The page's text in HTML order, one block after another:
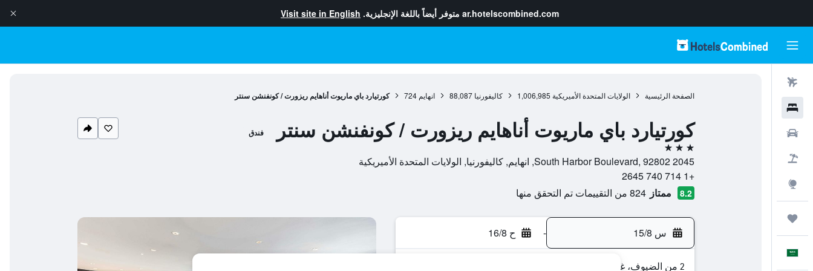
ar.hotelscombined.com متوفر أيضاً باللغة الإنجليزية. Visit site in English
الصفحة الرئيسية الولايات المتحدة الأميريكية 1,006,985 كاليفورنيا 88,087 انهايم 724 كورتيارد باي ماريوت أناهايم ريزورت / كونفنشن سنتر
كورتيارد باي ماريوت أناهايم ريزورت / كونفنشن سنتر فندق
3 نجوم
2045 South Harbor Boulevard, 92802, انهايم, كاليفورنيا, الولايات المتحدة الأميريكية
+1 714 740 2645
8.2 ممتاز 824 من التقييمات تم التحقق منها
س 15/8 - ح 16/8
2 من الضيوف، غرفة واحدة